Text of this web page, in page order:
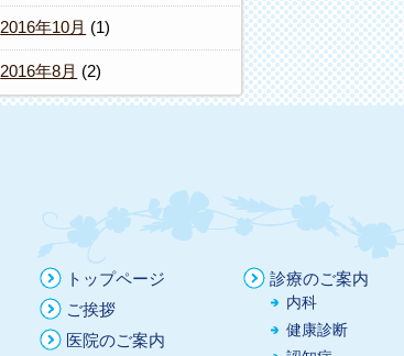
2016年10月 (1)
2016年8月 (2)
トップページ
ご挨拶
医院のご案内
診療のご案内
内科
健康診断